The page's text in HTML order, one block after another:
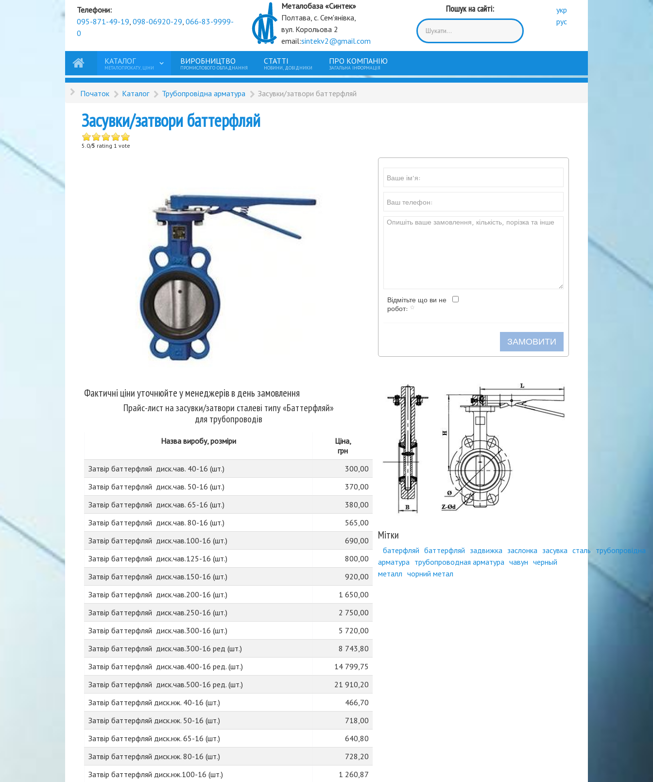
Телефони:
095-871-49-19,098-06920-29,066-83-9999-
0
Металобаза «Синтек»
Полтава, с. Сем'янівка,
вул. Корольова 2
email:sintekv2@gmail.com
Пошук на сайті:
укр
рус
КАТАЛОГ
МЕТАЛОПРОКАТУ, ЦІНИ
ВИРОБНИЦТВО
ПРОМИСЛОВОГО ОБЛАДНАННЯ
СТАТТІ
НОВИНИ, ДОВІДНИКИ
ПРО КОМПАНІЮ
ЗАГАЛЬНА ІНФОРМАЦІЯ
Початок Каталог Трубопровідна арматура Засувки/затвори баттерфляй
Засувки/затвори баттерфляй
5.0/5 rating 1 vote
Фактичні ціни уточнюйте у менеджерів в день замовлення
Прайс-лист на засувки/затвори сталеві типу «Баттерфляй»
для трубопроводів
Назва виробу, розміри
Ціна,
грн
Затвір баттерфляй диск.чав. 40-16 (шт.)
300,00
Затвір баттерфляй диск.чав. 50-16 (шт.)
370,00
Затвір баттерфляй диск.чав. 65-16 (шт.)
380,00
Затвір баттерфляй диск.чав. 80-16 (шт.)
565,00
Затвір баттерфляй диск.чав.100-16 (шт.)
690,00
Затвір баттерфляй диск.чав.125-16 (шт.)
800,00
Затвір баттерфляй диск.чав.150-16 (шт.)
920,00
Затвір баттерфляй диск.чав.200-16 (шт.)
1 650,00
Затвір баттерфляй диск.чав.250-16 (шт.)
2 750,00
Затвір баттерфляй диск.чав.300-16 (шт.)
5 720,00
Затвір баттерфляй диск.чав.300-16 ред (шт.)
8 743,80
Затвір баттерфляй диск.чав.400-16 ред. (шт.)
14 799,75
Затвір баттерфляй диск.чав.500-16 ред. (шт.)
21 910,20
Затвір баттерфляй диск.нж. 40-16 (шт.)
466,70
Затвір баттерфляй диск.нж. 50-16 (шт.)
718,00
Затвір баттерфляй диск.нж. 65-16 (шт.)
640,80
Затвір баттерфляй диск.нж. 80-16 (шт.)
728,20
Затвір баттерфляй диск.нж.100-16 (шт.)
1 260,87
Відмітьте що ви не
робот:
ЗАМОВИТИ
Мітки
батерфляй баттерфляй задвижка заслонка засувка сталь трубопровідна
арматура трубопроводная арматура чавун черный
металл чорний метал